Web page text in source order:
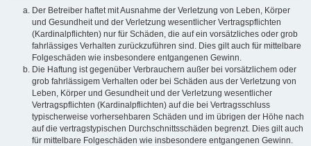
Der Betreiber haftet mit Ausnahme der Verletzung von Leben, Körper
und Gesundheit und der Verletzung wesentlicher Vertragspflichten
(Kardinalpflichten) nur für Schäden, die auf ein vorsätzliches oder grob
fahrlässiges Verhalten zurückzuführen sind. Dies gilt auch für mittelbare
Folgeschäden wie insbesondere entgangenen Gewinn.
Die Haftung ist gegenüber Verbrauchern außer bei vorsätzlichem oder
grob fahrlässigem Verhalten oder bei Schäden aus der Verletzung von
Leben, Körper und Gesundheit und der Verletzung wesentlicher
Vertragspflichten (Kardinalpflichten) auf die bei Vertragsschluss
typischerweise vorhersehbaren Schäden und im übrigen der Höhe nach
auf die vertragstypischen Durchschnittsschäden begrenzt. Dies gilt auch
für mittelbare Folgeschäden wie insbesondere entgangenen Gewinn.